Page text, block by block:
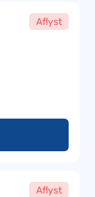
Aflyst
Aflyst